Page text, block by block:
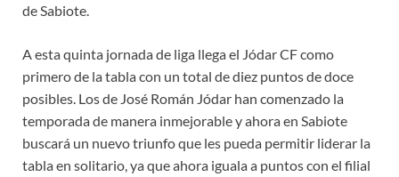
de Sabiote.
A esta quinta jornada de liga llega el Jódar CF como
primero de la tabla con un total de diez puntos de doce
posibles. Los de José Román Jódar han comenzado la
temporada de manera inmejorable y ahora en Sabiote
buscará un nuevo triunfo que les pueda permitir liderar la
tabla en solitario, ya que ahora iguala a puntos con el filial